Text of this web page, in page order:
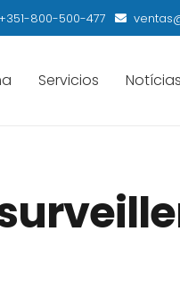
+351-800-500-477
Servicios Notícias